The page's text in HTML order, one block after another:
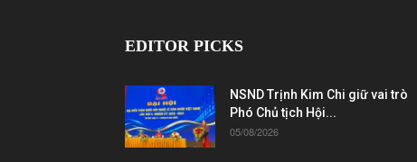
EDITOR PICKS
NSND Trịnh Kim Chi giữ vai trò
Phó Chủ tịch Hội...
05/08/2026